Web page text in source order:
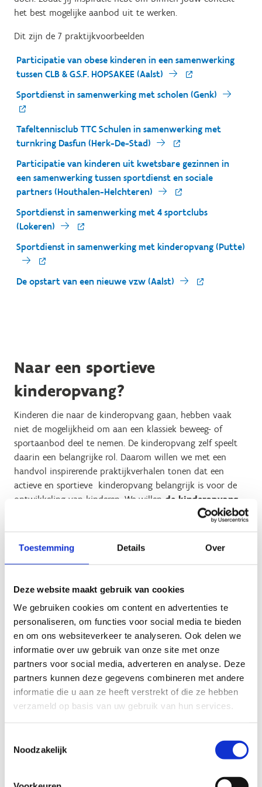
Toestemming Details Over
Deze website maakt gebruik van cookies
We gebruiken cookies om content en advertenties te
personaliseren, om functies voor social media te bieden
en om ons websiteverkeer te analyseren. Ook delen we
informatie over uw gebruik van onze site met onze
partners voor social media, adverteren en analyse. Deze
partners kunnen deze gegevens combineren met andere
informatie die u aan ze heeft verstrekt of die ze hebben
verzameld op basis van uw gebruik van hun services.
Noodzakelijk
het best mogelijke aanbod uit te werken.
Dit zijn de 7 praktijkvoorbeelden
Participatie van obese kinderen in een samenwerking
tussen CLB & G.S.F. HOPSAKEE (Aalst)
Sportdienst in samenwerking met scholen (Genk)
Tafeltennisclub TTC Schulen in samenwerking met
turnkring Dasfun (Herk-De-Stad)
Participatie van kinderen uit kwetsbare gezinnen in
een samenwerking tussen sportdienst en sociale
partners (Houthalen-Helchteren)
Sportdienst in samenwerking met 4 sportclubs
(Lokeren)
Sportdienst in samenwerking met kinderopvang (Putte)
De opstart van een nieuwe vzw (Aalst)
Naar een sportieve
kinderopvang?
Kinderen die naar de kinderopvang gaan, hebben vaak
niet de mogelijkheid om aan een klassiek beweeg- of
sportaanbod deel te nemen. De kinderopvang zelf speelt
daarin een belangrijke rol. Daarom willen we met een
handvol inspirerende praktijkverhalen tonen dat een
actieve en sportieve kinderopvang belangrijk is voor de
ontwikkeling van kinderen. We willen de kinderopvang
en betrekken bij Multimove
opgenomen worden in de kinderopvang.
Bekijk de zes praktijksituaties
Sportdienst in samenwerking met kinderopvang:
Damme
Sportdienst De Pinte en Buitenschoolse Kinderopvang
IBO Stekelbees
Sportdienst Gooik betrekt de kinderopvang bij
Multimove
Kinderopvang IBO Het Wespenestje
Sportdienst en samenwerking met kinderopvang:
Overpelt
Multimove inspiratiefiche 'Naar een sportieve